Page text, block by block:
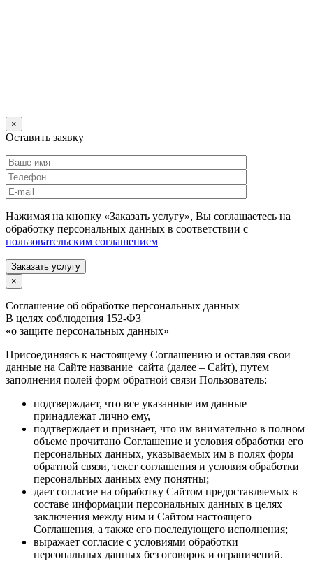
×
Оставить заявку
Нажимая на кнопку «Заказать услугу», Вы соглашаетесь на
обработку персональных данных в соответствии с
пользовательским соглашением
Заказать услугу
×
Соглашение об обработке персональных данных
В целях соблюдения 152-ФЗ
«о защите персональных данных»
Присоединяясь к настоящему Соглашению и оставляя свои
данные на Сайте название_сайта (далее – Сайт), путем
заполнения полей форм обратной связи Пользователь:
подтверждает, что все указанные им данные
принадлежат лично ему,
подтверждает и признает, что им внимательно в полном
объеме прочитано Соглашение и условия обработки его
персональных данных, указываемых им в полях форм
обратной связи, текст соглашения и условия обработки
персональных данных ему понятны;
дает согласие на обработку Сайтом предоставляемых в
составе информации персональных данных в целях
заключения между ним и Сайтом настоящего
Соглашения, а также его последующего исполнения;
выражает согласие с условиями обработки
персональных данных без оговорок и ограничений.